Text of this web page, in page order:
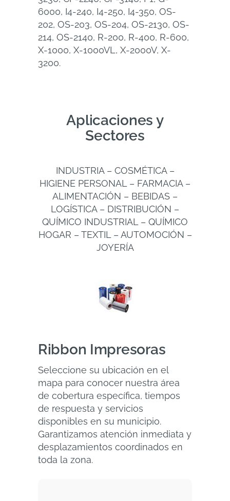
6000, I4-240, I4-250, I4-350, OS-
202, OS-203, OS-204, OS-2130, OS-
214, OS-2140, R-200, R-400, R-600,
X-1000, X-1000VL, X-2000V, X-
3200.
Aplicaciones y
Sectores
INDUSTRIA – COSMÉTICA –
HIGIENE PERSONAL – FARMACIA –
ALIMENTACIÓN – BEBIDAS –
LOGÍSTICA – DISTRIBUCIÓN –
QUÍMICO INDUSTRIAL – QUÍMICO
HOGAR – TEXTIL – AUTOMOCIÓN –
JOYERÍA
Ribbon Impresoras
Seleccione su ubicación en el
mapa para conocer nuestra área
de cobertura específica, tiempos
de respuesta y servicios
disponibles en su municipio.
Garantizamos atención inmediata y
desplazamientos coordinados en
toda la zona.